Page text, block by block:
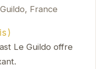
France
Le Guildo offre